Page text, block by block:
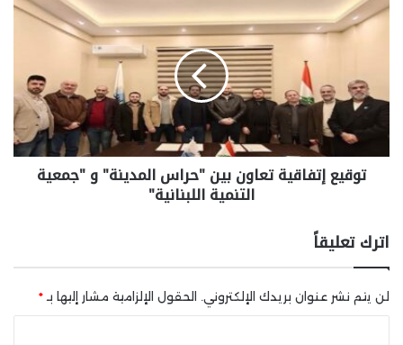
توقيع إتفاقية تعاون بين "حراس المدينة" و "جمعية
التنمية اللبنانية"
اترك تعليقاً
لن يتم نشر عنوان بريدك الإلكتروني. الحقول الإلزامية مشار إليها بـ *